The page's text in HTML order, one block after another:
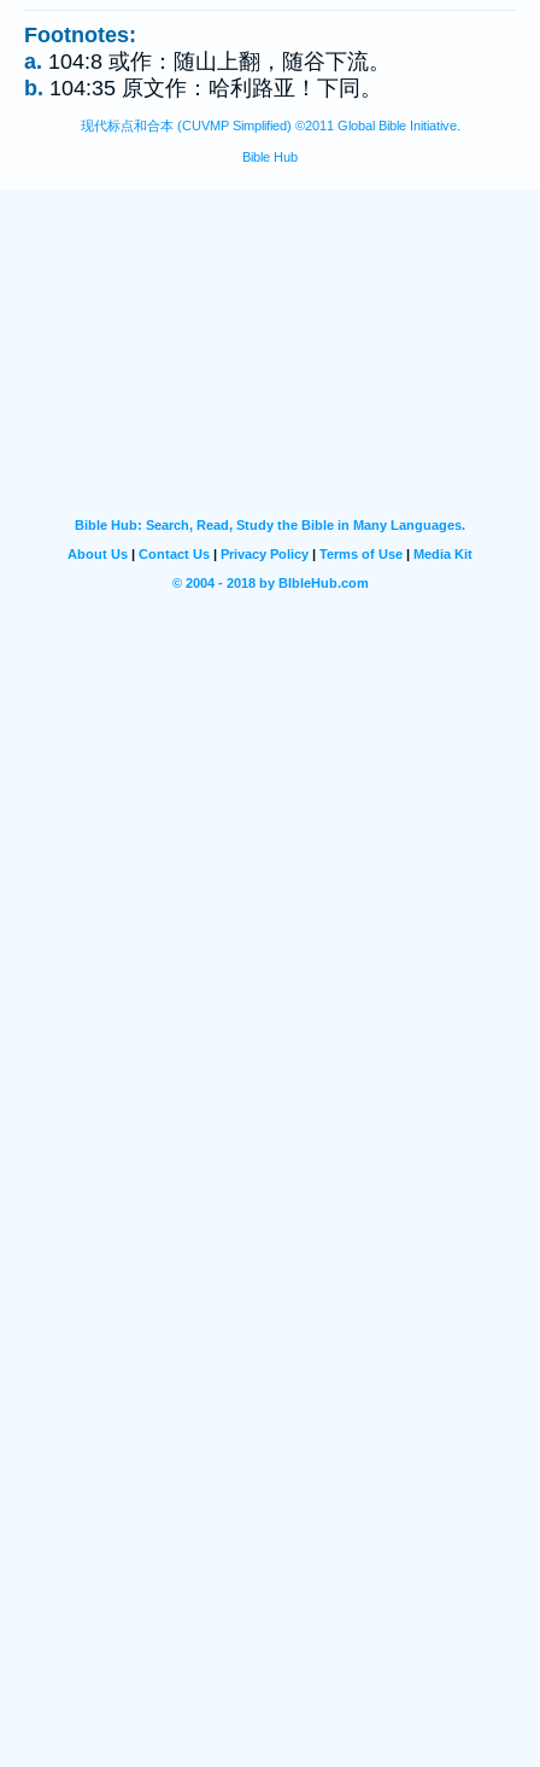
Footnotes:
a. 104:8 或作：随山上翻，随谷下流。
b. 104:35 原文作：哈利路亚！下同。
现代标点和合本 (CUVMP Simplified) ©2011 Global Bible Initiative.
Bible Hub